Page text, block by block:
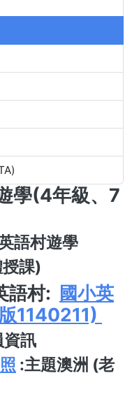
學(4年級、7
語村遊學
課)
語村: 國小英
1140211)
資訊
:主題澳洲 (老